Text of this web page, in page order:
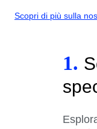
Scopri di più sulla
1.